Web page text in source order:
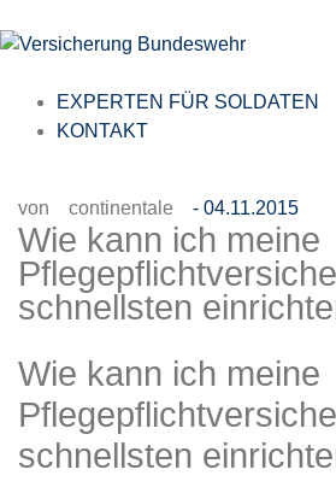
EXPERTEN FÜR SOLDATEN
KONTAKT
von continentale - 04.11.2015
Wie kann ich meine
schnellsten
Wie kann ich meine
schnellsten